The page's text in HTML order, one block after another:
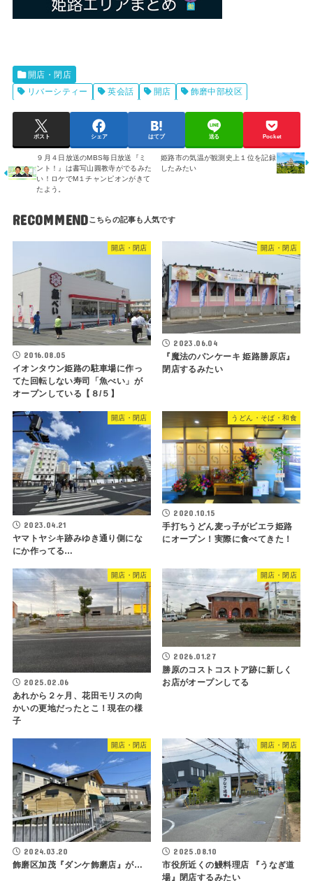
開店・閉店
リバーシティー
英会話 開店 飾磨中部校区
ポスト シェア はてブ 送る Pocket
９月４日放送のMBS毎日放送『ミ
ント！』は書写山圓教寺がでるみた
い！ロケでM１チャンピオンがきて
たよう。
姫路市の気温が観測史上１位を記録
したみたい
RECOMMEND
開店・閉店
2016.08.05
イオンタウン姫路の駐車場に作っ
てた回転しない寿司「魚べい」が
オープンしている【８/５】
開店・閉店
2023.06.04
『魔法のパンケーキ 姫路勝原店』
閉店するみたい
開店・閉店
2023.04.21
ヤマトヤシキ跡みゆき通り側にな
にか作ってる…
うどん・そば・和食
2020.10.15
手打ちうどん麦っ子がビエラ姫路
にオープン！実際に食べてきた！
開店・閉店
2025.02.06
あれから２ヶ月、花田モリスの向
かいの更地だったとこ！現在の様
子
開店・閉店
2026.01.27
勝原のコストコストア跡に新しく
お店がオープンしてる
開店・閉店
2024.03.20
飾磨区加茂『ダンケ飾磨店』が…
開店・閉店
2025.08.10
市役所近くの鰻料理店 『うなぎ道
場』閉店するみたい